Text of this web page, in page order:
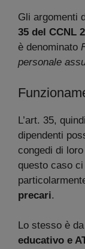
Gli argomenti
35 del CCNL
è denominato
personale
L’art. 35,
dipendenti
congedi di
questo caso
precari.
Lo stesso è
educativo e